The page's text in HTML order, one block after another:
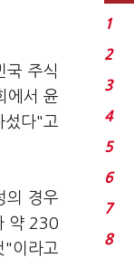
국 주식
에서 윤
섰다"고
의 경우
약 230
"이라고
1
2
3
4
5
6
7
8